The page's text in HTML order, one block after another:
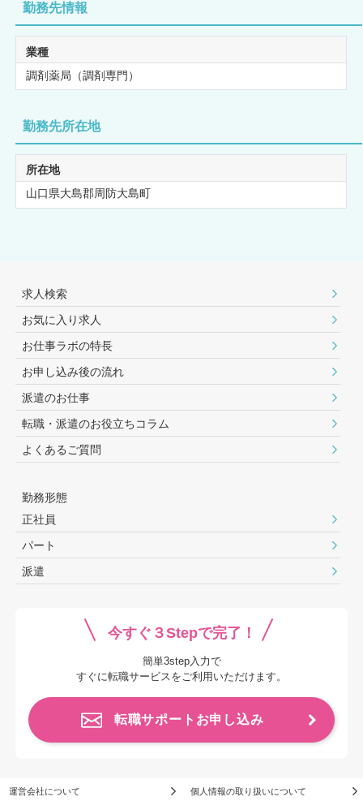
勤務先情報
業種
調剤薬局（調剤専門）
勤務先所在地
所在地
山口県大島郡周防大島町
求人検索
お気に入り求人
お仕事ラボの特長
お申し込み後の流れ
派遣のお仕事
転職・派遣のお役⽴ちコラム
よくあるご質問
勤務形態
正社員
パート
派遣
今すぐ３Stepで完了！
簡単3step入力で
すぐに転職サービスをご利用いただけます。
転職サポートお申し込み
運営会社について 個人情報の取り扱いについて